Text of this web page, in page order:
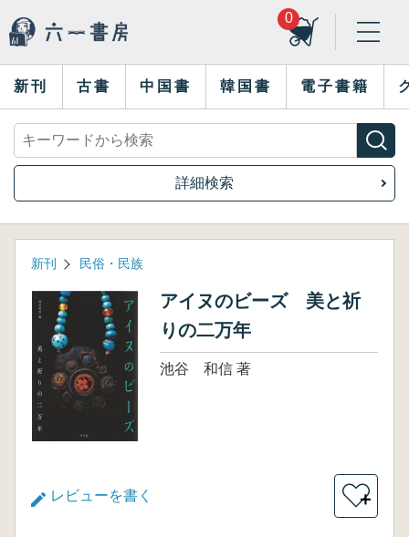
0
新刊 古書 中国書 韓国書 電子書籍
詳細検索
新刊 民俗・民族
アイヌのビーズ 美と祈
りの二万年
池谷 和信 著
レビューを書く ＋